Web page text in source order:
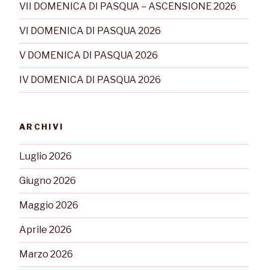
VII DOMENICA DI PASQUA – ASCENSIONE 2026
VI DOMENICA DI PASQUA 2026
V DOMENICA DI PASQUA 2026
IV DOMENICA DI PASQUA 2026
ARCHIVI
Luglio 2026
Giugno 2026
Maggio 2026
Aprile 2026
Marzo 2026